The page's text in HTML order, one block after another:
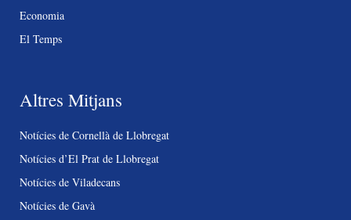
Economia
El Temps
Altres Mitjans
Notícies de Cornellà de Llobregat
Notícies d’El Prat de Llobregat
Notícies de Viladecans
Notícies de Gavà